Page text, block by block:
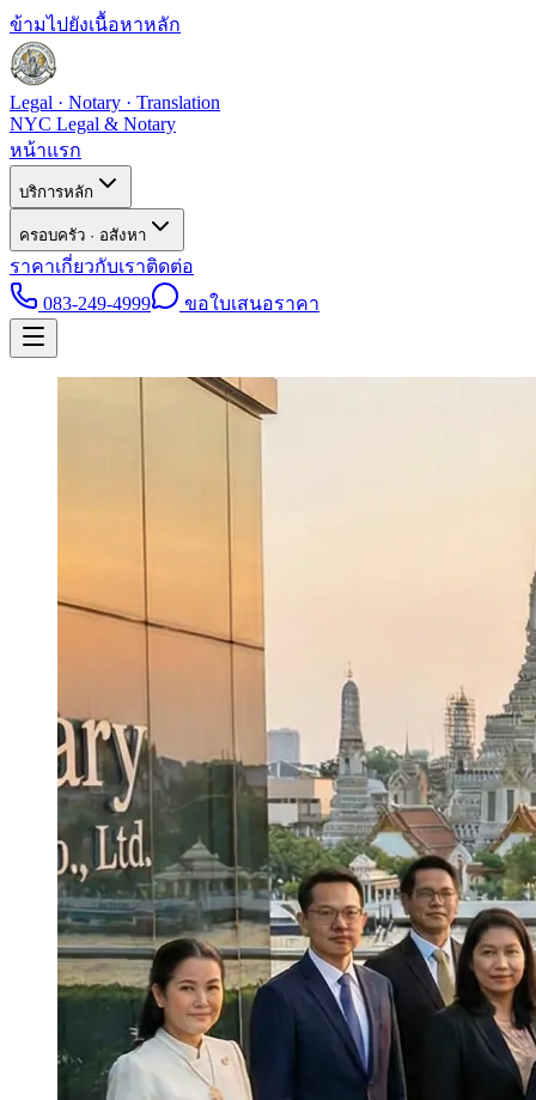
ข้ามไปยังเนื้อหาหลัก
Legal · Notary · Translation
NYC Legal & Notary
หน้าแรก
บริการหลัก
ครอบครัว · อสังหา
ราคาเกี่ยวกับเราติดต่อ
083-249-4999
ขอใบเสนอราคา